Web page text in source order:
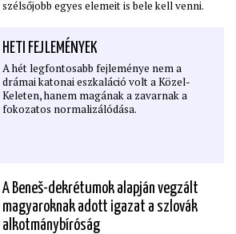
szélsőjobb egyes elemeit is bele kell venni.
HETI FEJLEMÉNYEK
A hét legfontosabb fejleménye nem a
drámai katonai eszkaláció volt a Közel-
Keleten, hanem magának a zavarnak a
fokozatos normalizálódása.
A Beneš-dekrétumok alapján vegzált
magyaroknak adott igazat a szlovák
alkotmánybíróság